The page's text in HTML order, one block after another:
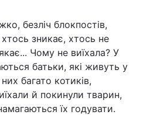
безліч блокпостів,
зникає, хтось не
Чому не виїхала? У
батьки, які живуть у
багато котиків,
й покинули тварин,
їх годувати.